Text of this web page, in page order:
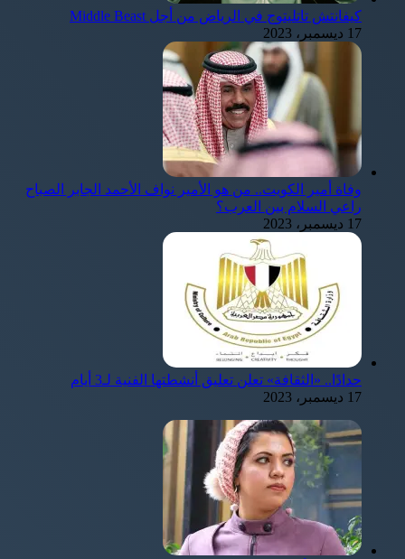
كيفانتش تاتليتوج في الرياض من أجل Middle Beast
17 ديسمبر، 2023
وفاة أمير الكويت.. من هو الأمير نواف الأحمد الجابر الصباح
راعي السلام بين العرب؟
17 ديسمبر، 2023
حدادًا.. «الثقافة» تعلن تعليق أنشطتها الفنية لـ3 أيام
17 ديسمبر، 2023